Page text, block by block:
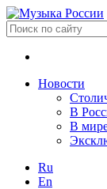
Новости
В
В
Ru
En